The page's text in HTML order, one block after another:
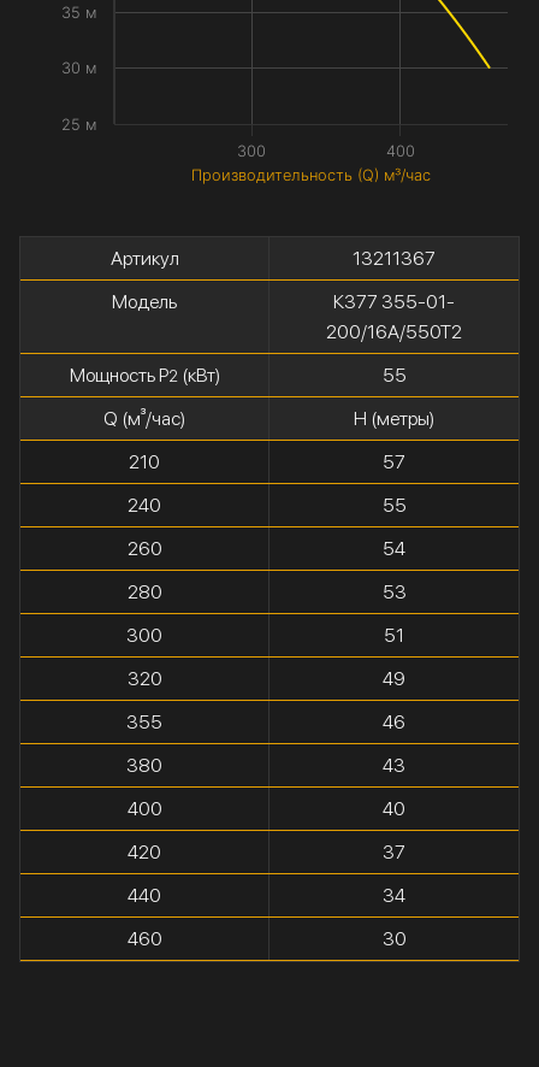
Производительность (Q) м³/час
300 400
25 м
30 м
35 м
Артикул
13211367
Модель
К377 355-01-
200/16А/550Т2
Мощность P2(кВт)
55
Q (м³/час)
H (метры)
210
57
240
55
260
54
280
53
300
51
320
49
355
46
380
43
400
40
420
37
440
34
460
30